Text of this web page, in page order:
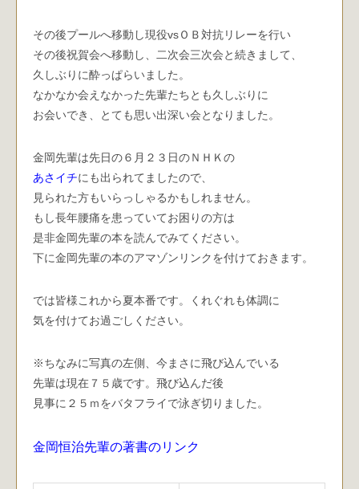
その後プールへ移動し現役vsＯＢ対抗リレーを行い
その後祝賀会へ移動し、二次会三次会と続きまして、
久しぶりに酔っぱらいました。
なかなか会えなかった先輩たちとも久しぶりに
お会いでき、とても思い出深い会となりました。
金岡先輩は先日の６月２３日のＮＨＫの
あさイチにも出られてましたので、
見られた方もいらっしゃるかもしれません。
もし長年腰痛を患っていてお困りの方は
是非金岡先輩の本を読んでみてください。
下に金岡先輩の本のアマゾンリンクを付けておきます。
では皆様これから夏本番です。くれぐれも体調に
気を付けてお過ごしください。
※ちなみに写真の左側、今まさに飛び込んでいる
先輩は現在７５歳です。飛び込んだ後
見事に２５ｍをバタフライで泳ぎ切りました。
金岡恒治先輩の著書のリンク